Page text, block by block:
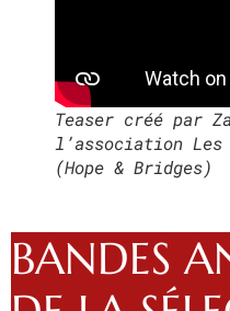
Teaser créé par
l’association
(Hope & Bridges)
BANDES